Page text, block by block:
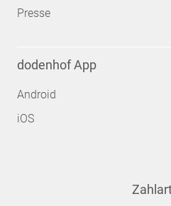
Presse
dodenhof App
Android
iOS